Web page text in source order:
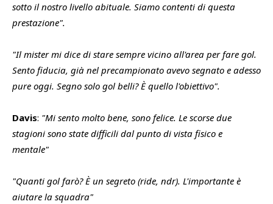
sotto il nostro livello abituale. Siamo contenti di questa
prestazione".
"Il mister mi dice di stare sempre vicino all'area per fare gol.
Sento fiducia, già nel precampionato avevo segnato e adesso
pure oggi. Segno solo gol belli? È quello l'obiettivo".
Davis: "Mi sento molto bene, sono felice. Le scorse due
stagioni sono state difficili dal punto di vista fisico e
mentale"
"Quanti gol farò? È un segreto (ride, ndr). L'importante è
aiutare la squadra"